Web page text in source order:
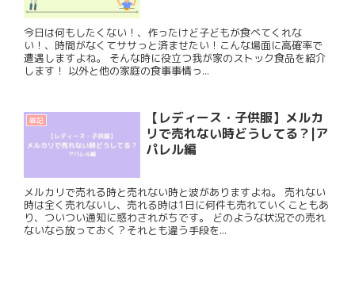
今日は何もしたくない！、作ったけど子どもが食べてくれな
い！、時間がなくてササっと済ませたい！こんな場面に高確率で
遭遇しますよね。 そんな時に役立つ我が家のストック食品を紹介
します！ 以外と他の家庭の食事事情っ...
雑記
【レディース・子供服】メルカ
リで売れない時どうしてる？|ア
パレル編
メルカリで売れる時と売れない時と波がありますよね。 売れない
時は全く売れないし、売れる時は1日に何件も売れていくこともあ
り、ついつい通知に惑わされがちです。 どのような状況での売れ
ないなら放っておく？それとも違う手段を...